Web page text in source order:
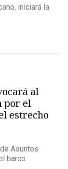
iniciará la
al
por el
estrecho
Asuntos
barco